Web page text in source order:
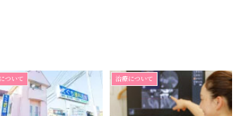
ついて 治療について